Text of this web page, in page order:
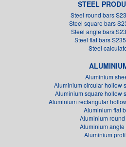
STEEL
Steel round bars
Steel square bars
Steel angle bars
Steel flat bars
Steel
Aluminium
Aluminium circular hollow
Aluminium square hollow
Aluminium rectangular
Aluminium flat
Aluminium
Aluminium angle
Aluminium